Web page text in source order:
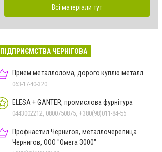
Всі матеріали тут
ПІДПРИЄМСТВА ЧЕРНІГОВА
Прием металлолома, дорого куплю металл
063-17-40-320
ELESA + GANTER, промислова фурнітура
0443002212, 0800750875, +380(98)011-84-55
Профнастил Чернигов, металлочерепица
Чернигов, ООО "Омега 3000"